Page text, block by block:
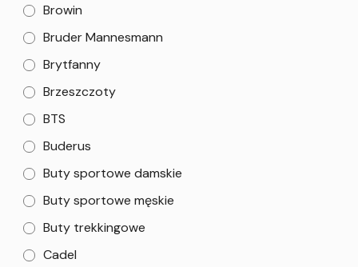
Browin
Bruder Mannesmann
Brytfanny
Brzeszczoty
BTS
Buderus
Buty sportowe damskie
Buty sportowe męskie
Buty trekkingowe
Cadel